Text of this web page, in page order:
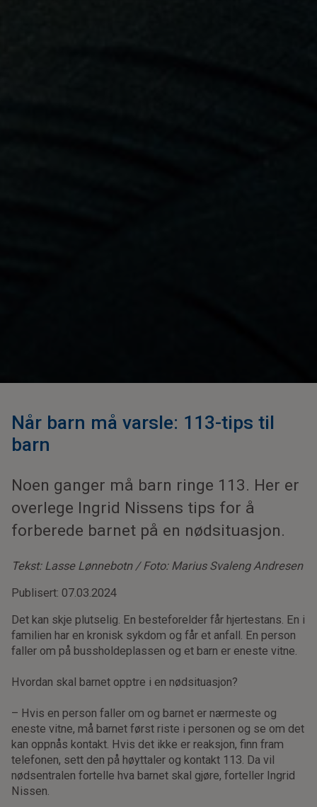
Når barn må varsle: 113-tips til
barn
Noen ganger må barn ringe 113. Her er
overlege Ingrid Nissens tips for å
forberede barnet på en nødsituasjon.
Tekst: Lasse Lønnebotn / Foto: Marius Svaleng Andresen
Publisert: 07.03.2024
Det kan skje plutselig. En besteforelder får hjertestans. En i
familien har en kronisk sykdom og får et anfall. En person
faller om på bussholdeplassen og et barn er eneste vitne.
Hvordan skal barnet opptre i en nødsituasjon?
– Hvis en person faller om og barnet er nærmeste og
eneste vitne, må barnet først riste i personen og se om det
kan oppnås kontakt. Hvis det ikke er reaksjon, finn fram
telefonen, sett den på høyttaler og kontakt 113. Da vil
nødsentralen fortelle hva barnet skal gjøre, forteller Ingrid
Nissen.